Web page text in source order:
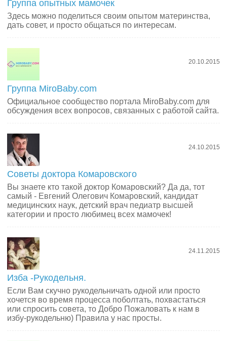
Группа опытных мамочек
Здесь можно поделиться своим опытом материнства,
дать совет, и просто общаться по интересам.
20.10.2015
Группа MiroBaby.com
Официальное сообщество портала MiroBaby.com для
обсуждения всех вопросов, связанных с работой сайта.
24.10.2015
Советы доктора Комаровского
Вы знаете кто такой доктор Комаровский? Да да, тот
самый - Евгений Олегович Комаровский, кандидат
медицинских наук, детский врач педиатр высшей
категории и просто любимец всех мамочек!
24.11.2015
Изба -Рукодельня.
Если Вам скучно рукодельничать одной или просто
хочется во время процесса поболтать, похвастаться
или спросить совета, то Добро Пожаловать к нам в
избу-рукодельню) Правила у нас просты.